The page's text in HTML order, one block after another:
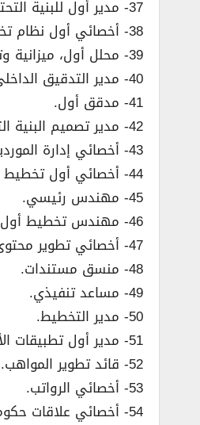
37- مدير أول للبنية التحتية الرقمية.
38- أخصائي أول نظام تخطيط موارد المؤسسة (إدارة سلسلة الإمداد).
39- محلل أول، ميزانية وتقارير عقود تكنولوجيا المعلومات.
40- مدير التدقيق الداخلي.
41- مدقق أول.
42- مدير تصميم البنية التحتية.
43- أخصائي إدارة الموردين.
44- أخصائي أول تخطيط موارد المؤسسة للمالية.
45- مهندس رئيسي.
46- مهندس تخطيط أول.
47- أخصائي تطوير محتوى.
48- منسق مستندات.
49- مساعد تنفيذي.
50- مدير التخطيط.
51- مدير أول تطبيقات الأعمال ونظام تخطيط موارد المؤسسات.
52- قائد تطوير المواهب.
53- أخصائي الرواتب.
54- أخصائي علاقات حكومية.